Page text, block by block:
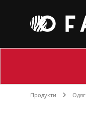
Продукти Одяг